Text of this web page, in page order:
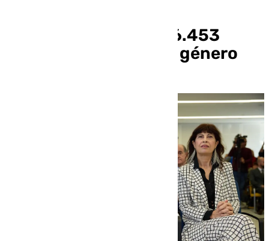
Andalucía registra 26.453
casos de violencia de género